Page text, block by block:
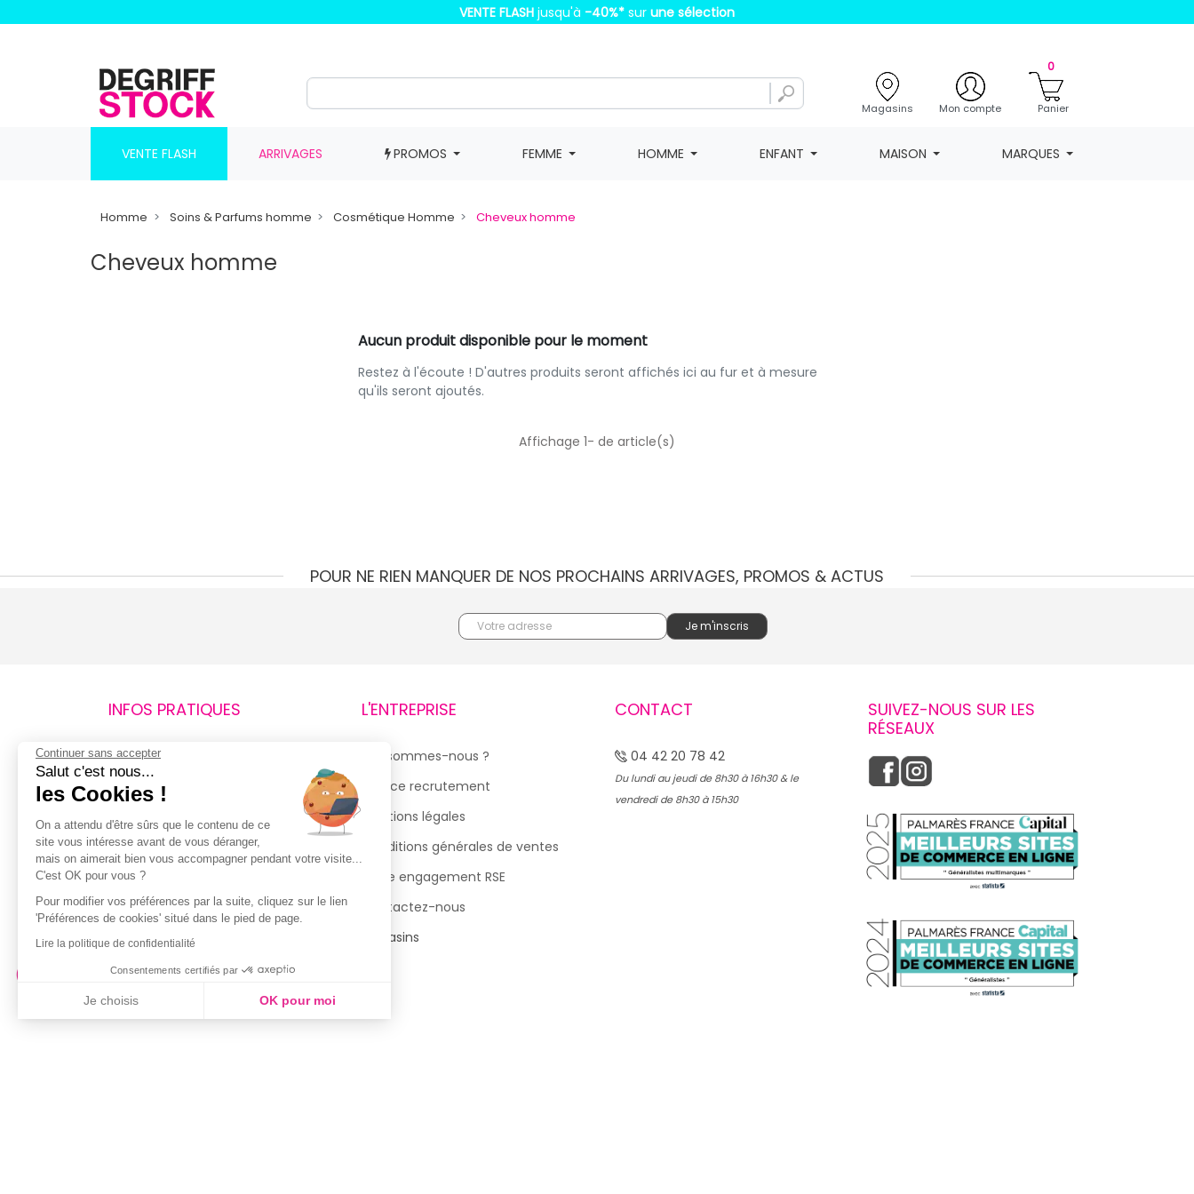
VENTE FLASH jusqu'à -40%* sur une sélection
Magasins Mon compte
0
Panier
VENTE FLASH ARRIVAGES PROMOS FEMME HOMME ENFANT MAISON MARQUES
Homme Soins & Parfums homme Cosmétique Homme Cheveux homme
Cheveux homme
Aucun produit disponible pour le moment
Restez à l'écoute ! D'autres produits seront affichés ici au fur et à mesure
qu'ils seront ajoutés.
Affichage 1- de article(s)
POUR NE RIEN MANQUER DE NOS PROCHAINS ARRIVAGES, PROMOS & ACTUS
INFOS PRATIQUES
Retours et remboursements
Suivi de commande
Livraisons
Guide des tailles
Politique de confidentialité
Conditions générales d’utilisation
de la Carte de Fidélité
L'ENTREPRISE
Qui sommes-nous ?
Espace recrutement
Mentions légales
Conditions générales de ventes
Notre engagement RSE
Contactez-nous
Magasins
CONTACT
04 42 20 78 42
Du lundi au jeudi de 8h30 à 16h30 & le
vendredi de 8h30 à 15h30
SUIVEZ-NOUS SUR LES
RÉSEAUX
Continuer sans accepter
Salut c'est nous...
les Cookies !
On a attendu d'être sûrs que le contenu de ce
site vous intéresse avant de vous déranger,
mais on aimerait bien vous accompagner pendant votre visite...
C'est OK pour vous ?
Pour modifier vos préférences par la suite, cliquez sur le lien
'Préférences de cookies' situé dans le pied de page.
Lire la politique de confidentialité
Consentements certifiés par
Je choisis OK pour moi